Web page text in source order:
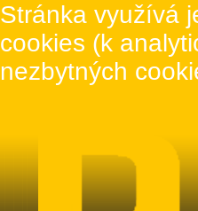
Stránka využívá
cookies (k
nezbytných